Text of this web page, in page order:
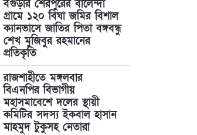
বগুড়ার শেরপুরের বালেন্দা
গ্রামে ১২০ বিঘা জমির বিশাল
ক্যানভাসে জাতির পিতা বঙ্গবন্ধু
শেখ মুজিবুর রহমানের
প্রতিকৃতি
রাজশাহীতে মঙ্গলবার
বিএনপির বিভাগীয়
মহাসমাবেশে দলের স্থায়ী
কমিটির সদস্য ইকবাল হাসান
মাহমুদ টুকুসহ নেতারা